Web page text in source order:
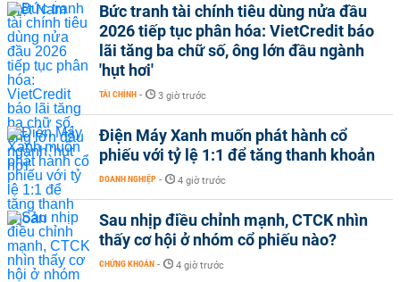
Bức tranh tài chính tiêu dùng nửa đầu
2026 tiếp tục phân hóa: VietCredit báo
lãi tăng ba chữ số, ông lớn đầu ngành
'hụt hơi'
TÀI CHÍNH - 3 giờ trước
Điện Máy Xanh muốn phát hành cổ
phiếu với tỷ lệ 1:1 để tăng thanh khoản
DOANH NGHIỆP - 4 giờ trước
Sau nhịp điều chỉnh mạnh, CTCK nhìn
thấy cơ hội ở nhóm cổ phiếu nào?
CHỨNG KHOÁN - 4 giờ trước